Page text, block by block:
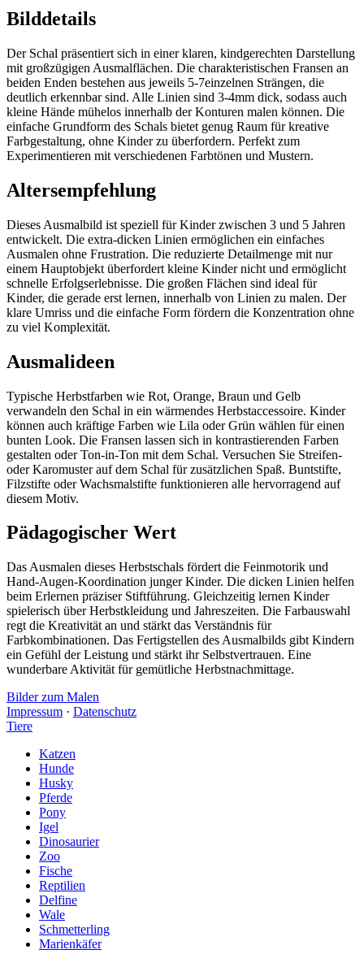
Bilddetails
Der Schal präsentiert sich in einer klaren, kindgerechten Darstellung
mit großzügigen Ausmalflächen. Die charakteristischen Fransen an
beiden Enden bestehen aus jeweils 5-7einzelnen Strängen, die
deutlich erkennbar sind. Alle Linien sind 3-4mm dick, sodass auch
kleine Hände mühelos innerhalb der Konturen malen können. Die
einfache Grundform des Schals bietet genug Raum für kreative
Farbgestaltung, ohne Kinder zu überfordern. Perfekt zum
Experimentieren mit verschiedenen Farbtönen und Mustern.
Altersempfehlung
Dieses Ausmalbild ist speziell für Kinder zwischen 3 und 5 Jahren
entwickelt. Die extra-dicken Linien ermöglichen ein einfaches
Ausmalen ohne Frustration. Die reduzierte Detailmenge mit nur
einem Hauptobjekt überfordert kleine Kinder nicht und ermöglicht
schnelle Erfolgserlebnisse. Die großen Flächen sind ideal für
Kinder, die gerade erst lernen, innerhalb von Linien zu malen. Der
klare Umriss und die einfache Form fördern die Konzentration ohne
zu viel Komplexität.
Ausmalideen
Typische Herbstfarben wie Rot, Orange, Braun und Gelb
verwandeln den Schal in ein wärmendes Herbstaccessoire. Kinder
können auch kräftige Farben wie Lila oder Grün wählen für einen
bunten Look. Die Fransen lassen sich in kontrastierenden Farben
gestalten oder Ton-in-Ton mit dem Schal. Versuchen Sie Streifen-
oder Karomuster auf dem Schal für zusätzlichen Spaß. Buntstifte,
Filzstifte oder Wachsmalstifte funktionieren alle hervorragend auf
diesem Motiv.
Pädagogischer Wert
Das Ausmalen dieses Herbstschals fördert die Feinmotorik und
Hand-Augen-Koordination junger Kinder. Die dicken Linien helfen
beim Erlernen präziser Stiftführung. Gleichzeitig lernen Kinder
spielerisch über Herbstkleidung und Jahreszeiten. Die Farbauswahl
regt die Kreativität an und stärkt das Verständnis für
Farbkombinationen. Das Fertigstellen des Ausmalbilds gibt Kindern
ein Gefühl der Leistung und stärkt ihr Selbstvertrauen. Eine
wunderbare Aktivität für gemütliche Herbstnachmittage.
Bilder zum Malen
Impressum · Datenschutz
Tiere
Katzen
Hunde
Husky
Pferde
Pony
Igel
Dinosaurier
Zoo
Fische
Reptilien
Delfine
Wale
Schmetterling
Marienkäfer